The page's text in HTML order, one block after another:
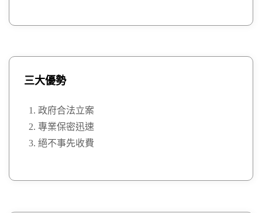
三大優勢
政府合法立案
專業保密迅速
絕不事先收費